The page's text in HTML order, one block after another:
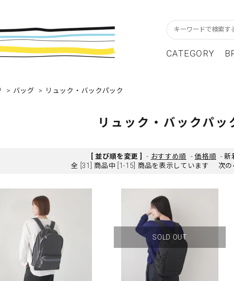
CATEGORY
ターフレーム カレンダー
OUTLET / アウトレット
ブランドAtoZ アパレルブランドAtoZ
In Staff Blog
> バッグ > リュック・バックパック
リュック・バックパッ
[ 並び順を変更 ] - おすすめ順 -価格順 -新
全 [31] 商品中 [1-15] 商品を表示しています
次の
SOLD OUT